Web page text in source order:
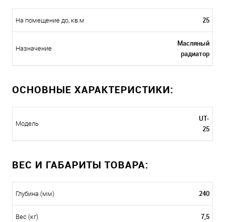
На помещение до, кв.м 25
Назначение
Масляный
радиатор
ОСНОВНЫЕ ХАРАКТЕРИСТИКИ:
Модель
UT-
25
ВЕС И ГАБАРИТЫ ТОВАРА:
Глубина (мм) 240
Вес (кг) 7,5